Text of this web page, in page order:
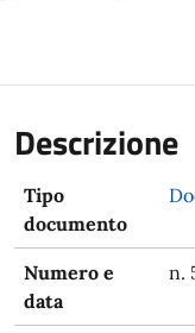
Descrizione
Tipo
documento
Numero e
data
n.